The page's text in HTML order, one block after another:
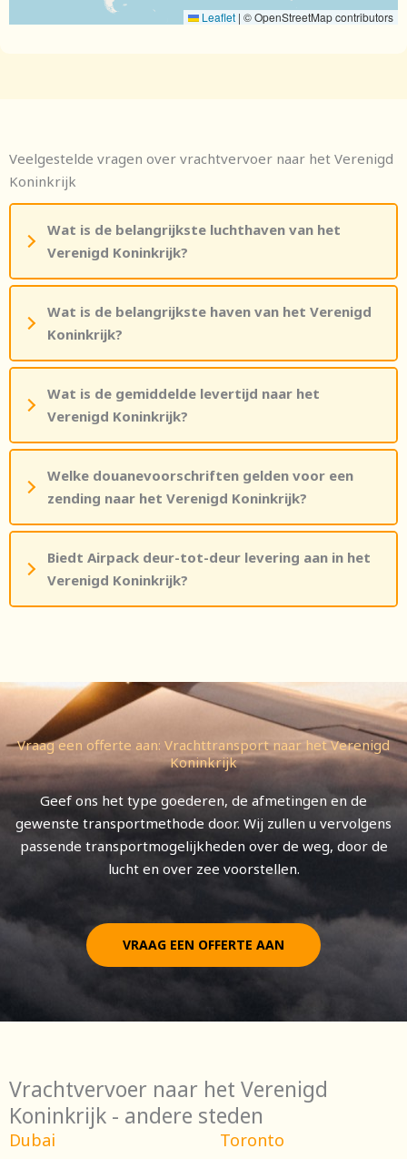
Leaflet | © OpenStreetMap contributors
Veelgestelde vragen over vrachtvervoer naar het Verenigd
Koninkrijk
Wat is de belangrijkste luchthaven van het
Verenigd Koninkrijk?
Wat is de belangrijkste haven van het Verenigd
Koninkrijk?
Wat is de gemiddelde levertijd naar het
Verenigd Koninkrijk?
Welke douanevoorschriften gelden voor een
zending naar het Verenigd Koninkrijk?
Biedt Airpack deur-tot-deur levering aan in het
Verenigd Koninkrijk?
Vraag een offerte aan: Vrachttransport naar het Verenigd
Koninkrijk
Geef ons het type goederen, de afmetingen en de
gewenste transportmethode door. Wij zullen u vervolgens
passende transportmogelijkheden over de weg, door de
lucht en over zee voorstellen.
VRAAG EEN OFFERTE AAN
Vrachtvervoer naar het Verenigd
Koninkrijk - andere steden
Dubai
Toronto